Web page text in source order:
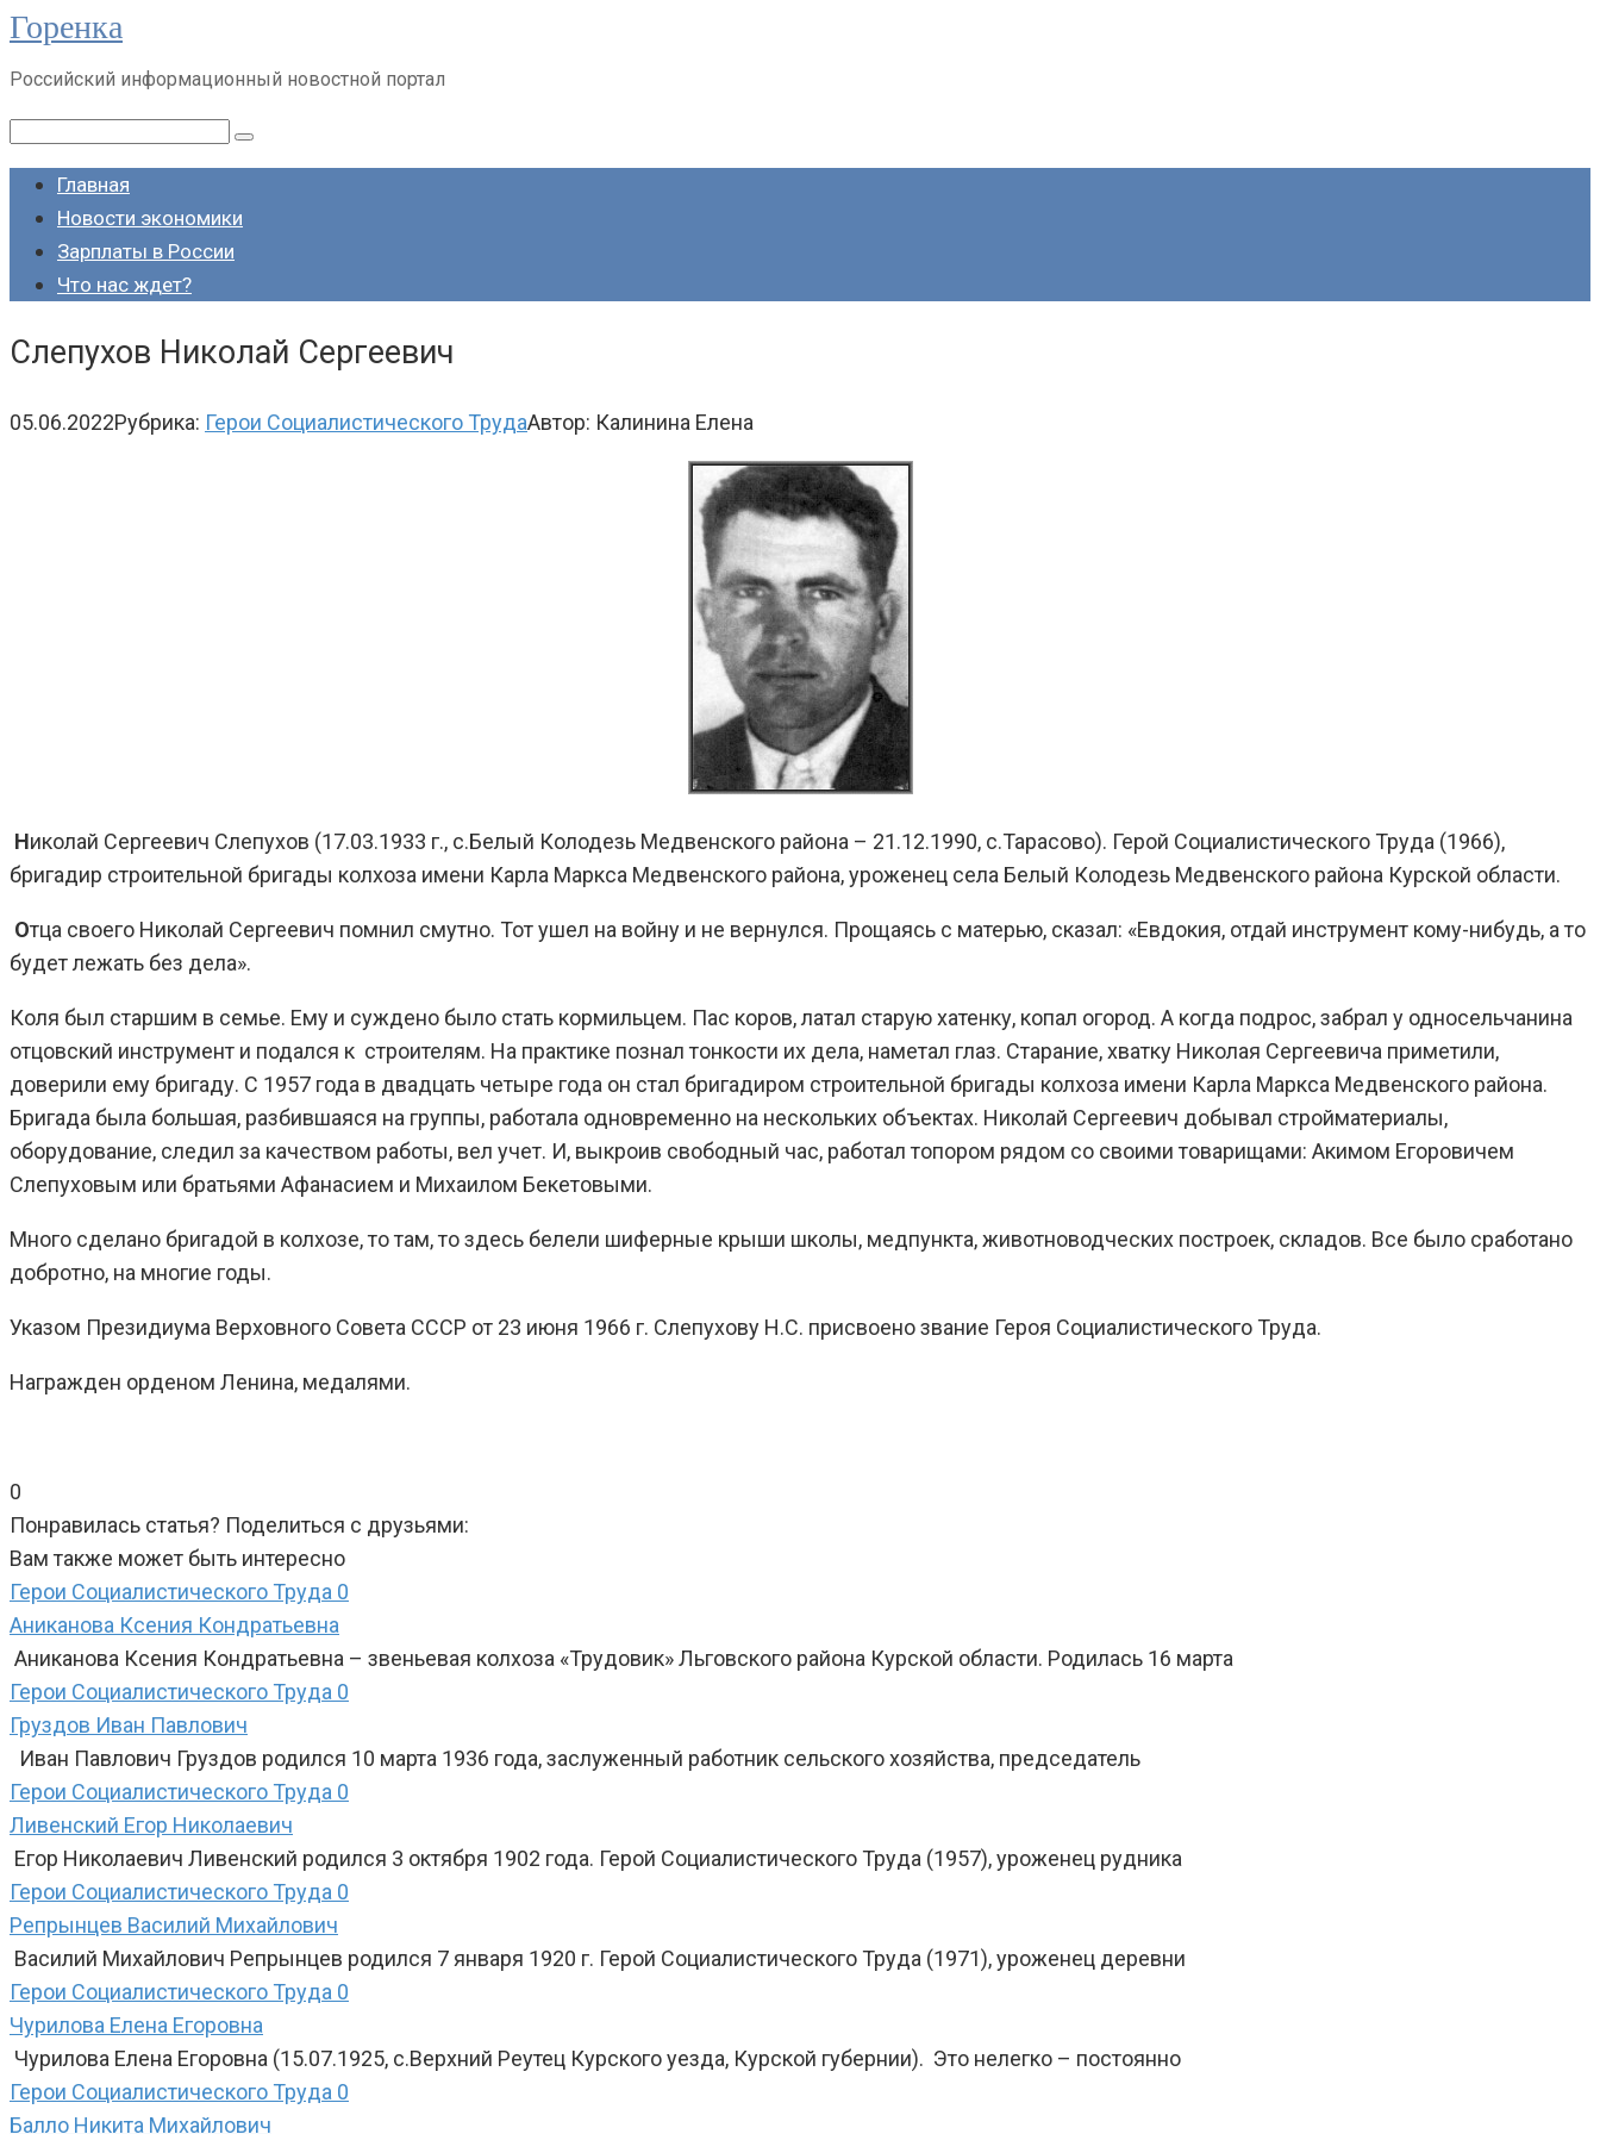
Перейти
контенту
Горенка
Российский информационный новостной портал
Поиск:
Главная
Новости экономики
Зарплаты в России
Что нас ждет?
Слепухов Николай Сергеевич
05.06.2022Рубрика: Герои Социалистического ТрудаАвтор: Калинина Елена
Николай Сергеевич Слепухов (17.03.1933 г., с.Белый Колодезь Медвенского района – 21.12.1990, с.Тарасово). Герой Социалистического Труда (1966),
бригадир строительной бригады колхоза имени Карла Маркса Медвенского района, уроженец села Белый Колодезь Медвенского района Курской области.
Отца своего Николай Сергеевич помнил смутно. Тот ушел на войну и не вернулся. Прощаясь с матерью, сказал: «Евдокия, отдай инструмент кому-нибудь, а то
будет лежать без дела».
Коля был старшим в семье. Ему и суждено было стать кормильцем. Пас коров, латал старую хатенку, копал огород. А когда подрос, забрал у односельчанина
отцовский инструмент и подался к строителям. На практике познал тонкости их дела, наметал глаз. Старание, хватку Николая Сергеевича приметили,
доверили ему бригаду. С 1957 года в двадцать четыре года он стал бригадиром строительной бригады колхоза имени Карла Маркса Медвенского района.
Бригада была большая, разбившаяся на группы, работала одновременно на нескольких объектах. Николай Сергеевич добывал стройматериалы,
оборудование, следил за качеством работы, вел учет. И, выкроив свободный час, работал топором рядом со своими товарищами: Акимом Егоровичем
Слепуховым или братьями Афанасием и Михаилом Бекетовыми.
Много сделано бригадой в колхозе, то там, то здесь белели шиферные крыши школы, медпункта, животноводческих построек, складов. Все было сработано
добротно, на многие годы.
Указом Президиума Верховного Совета СССР от 23 июня 1966 г. Слепухову Н.С. присвоено звание Героя Социалистического Труда.
Награжден орденом Ленина, медалями.
0
Понравилась статья? Поделиться с друзьями:
Вам также может быть интересно
Герои Социалистического Труда 0
Аниканова Ксения Кондратьевна
Аниканова Ксения Кондратьевна – звеньевая колхоза «Трудовик» Льговского района Курской области. Родилась 16 марта
Герои Социалистического Труда 0
Груздов Иван Павлович
Иван Павлович Груздов родился 10 марта 1936 года, заслуженный работник сельского хозяйства, председатель
Герои Социалистического Труда 0
Ливенский Егор Николаевич
Егор Николаевич Ливенский родился 3 октября 1902 года. Герой Социалистического Труда (1957), уроженец рудника
Герои Социалистического Труда 0
Репрынцев Василий Михайлович
Василий Михайлович Репрынцев родился 7 января 1920 г. Герой Социалистического Труда (1971), уроженец деревни
Герои Социалистического Труда 0
Чурилова Елена Егоровна
Чурилова Елена Егоровна (15.07.1925, с.Верхний Реутец Курского уезда, Курской губернии). Это нелегко – постоянно
Герои Социалистического Труда 0
Балло Никита Михайлович